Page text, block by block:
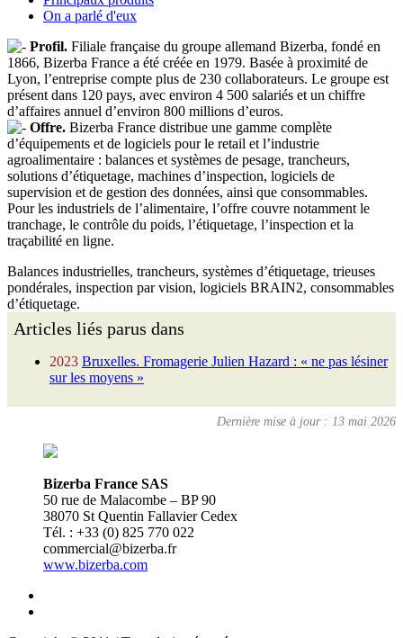
On a parlé d'eux
Profil. Filiale française du groupe allemand Bizerba, fondé en
1866, Bizerba France a été créée en 1979. Basée à proximité de
Lyon, l’entreprise compte plus de 230 collaborateurs. Le groupe est
présent dans 120 pays, avec environ 4 500 salariés et un chiffre
d’affaires annuel d’environ 800 millions d’euros.
Offre. Bizerba France distribue une gamme complète
d’équipements et de logiciels pour le retail et l’industrie
agroalimentaire : balances et systèmes de pesage, trancheurs,
solutions d’étiquetage, machines d’inspection, logiciels de
supervision et de gestion des données, ainsi que consommables.
Pour les industriels de l’alimentaire, l’offre couvre notamment le
tranchage, le contrôle du poids, l’étiquetage, l’inspection et la
traçabilité en ligne.
Balances industrielles, trancheurs, systèmes d’étiquetage, trieuses
pondérales, inspection par vision, logiciels BRAIN2, consommables
d’étiquetage.
Articles liés parus dans
2023 Bruxelles. Fromagerie Julien Hazard : « ne pas lésiner
sur les moyens »
Dernière mise à jour : 13 mai 2026
Bizerba France SAS
50 rue de Malacombe – BP 90
38070 St Quentin Fallavier Cedex
Tél. : +33 (0) 825 770 022
commercial@bizerba.fr
www.bizerba.com